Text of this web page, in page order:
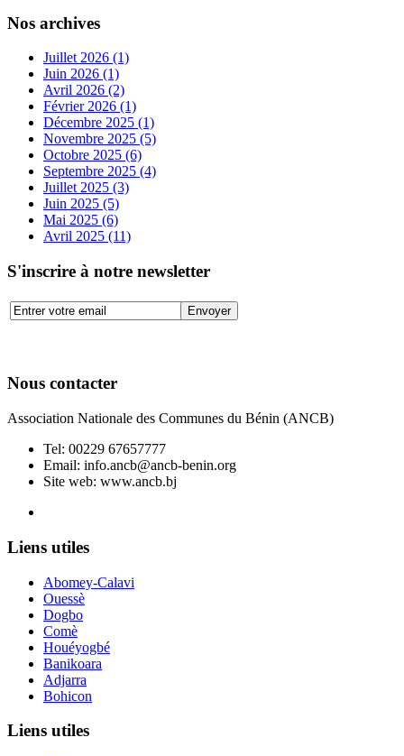
Nos archives
Juillet 2026 (1)
Juin 2026 (1)
Avril 2026 (2)
Février 2026 (1)
Décembre 2025 (1)
Novembre 2025 (5)
Octobre 2025 (6)
Septembre 2025 (4)
Juillet 2025 (3)
Juin 2025 (5)
Mai 2025 (6)
Avril 2025 (11)
S'inscrire à notre newsletter
Nous contacter
Association Nationale des Communes du Bénin (ANCB)
Tel: 00229 67657777
Email: info.ancb@ancb-benin.org
Site web: www.ancb.bj
Liens utiles
Abomey-Calavi
Ouessè
Dogbo
Comè
Houéyogbé
Banikoara
Adjarra
Bohicon
Liens utiles